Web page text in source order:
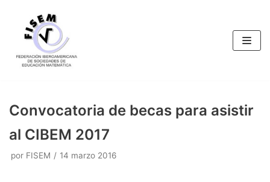
Saltar
contenido
Convocatoria de becas para asistir
al CIBEM 2017
por FISEM 14 marzo 2016